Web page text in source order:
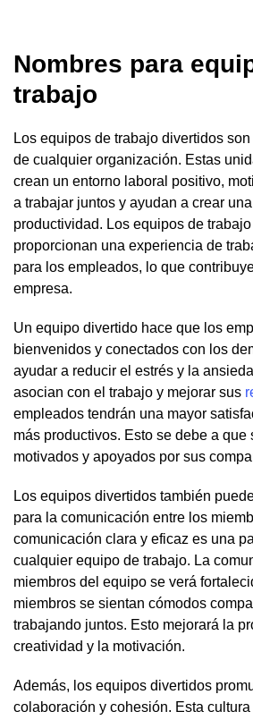
Nombres para
trabajo
Los equipos de trabajo divertidos
de cualquier organización. Estas
crean un entorno laboral positivo,
a trabajar juntos y ayudan a crear
productividad. Los equipos de
proporcionan una experiencia de
para los empleados, lo que
empresa.
Un equipo divertido hace que los
bienvenidos y conectados con los
ayudar a reducir el estrés y la
asocian con el trabajo y mejorar sus
empleados tendrán una mayor
más productivos. Esto se debe a que
motivados y apoyados por sus
Los equipos divertidos también
para la comunicación entre los
comunicación clara y eficaz es una
cualquier equipo de trabajo. La
miembros del equipo se verá
miembros se sientan cómodos
trabajando juntos. Esto mejorará la
creatividad y la motivación.
Además, los equipos divertidos
colaboración y cohesión. Esta